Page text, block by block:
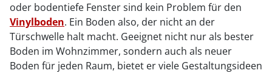
oder bodentiefe Fenster sind kein Problem für den
Vinylboden. Ein Boden also, der nicht an der
Türschwelle halt macht. Geeignet nicht nur als bester
Boden im Wohnzimmer, sondern auch als neuer
Boden für jeden Raum, bietet er viele Gestaltungsideen